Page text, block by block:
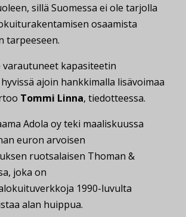
sillä Suomessa ei ole tarjolla
osaamista
tarpeeseen.
varautuneet kapasiteetin
ajoin hankkimalla lisävoimaa
Tommi Linna, tiedotteessa.
Adola oy teki maaliskuussa
euron arvoisen
ruotsalaisen Thoman &
joka on
1990-luvulta
alan huippua.